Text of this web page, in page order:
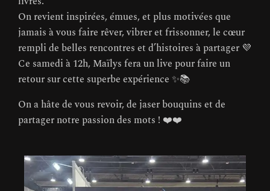
On revient inspirées, émues, et plus motivées que
jamais à vous faire rêver, vibrer et frissonner, le cœur
rempli de belles rencontres et d’histoires à partager 💜
Ce samedi à 12h, Maïlys fera un live pour faire un
retour sur cette superbe expérience ✨📚
On a hâte de vous revoir, de jaser bouquins et de
partager notre passion des mots ! ❤️❤️